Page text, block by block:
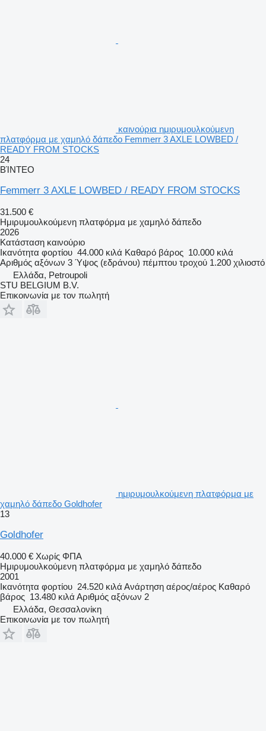
καινούρια ημιρυμουλκούμενη
πλατφόρμα με χαμηλό δάπεδο Femmerr 3 AXLE LOWBED /
READY FROM STOCKS
24
ΒΊΝΤΕΟ
Femmerr 3 AXLE LOWBED / READY FROM STOCKS
31.500 €
Ημιρυμουλκούμενη πλατφόρμα με χαμηλό δάπεδο
2026
Κατάσταση καινούριο
Ικανότητα φορτίου 44.000 κιλά Καθαρό βάρος 10.000 κιλά
Αριθμός αξόνων 3 Ύψος (εδράνου) πέμπτου τροχού 1.200 χιλιοστό
Ελλάδα, Petroupoli
STU BELGIUM B.V.
Επικοινωνία με τον πωλητή
ημιρυμουλκούμενη πλατφόρμα με
χαμηλό δάπεδο Goldhofer
13
Goldhofer
40.000 € Χωρίς ΦΠΑ
Ημιρυμουλκούμενη πλατφόρμα με χαμηλό δάπεδο
2001
Ικανότητα φορτίου 24.520 κιλά Ανάρτηση αέρος/αέρος Καθαρό
βάρος 13.480 κιλά Αριθμός αξόνων 2
Ελλάδα, Θεσσαλονίκη
Επικοινωνία με τον πωλητή